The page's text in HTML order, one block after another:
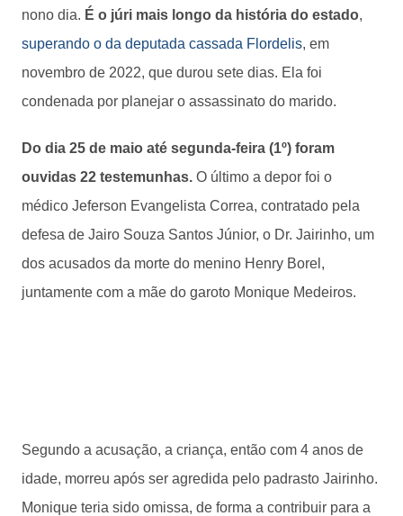
nono dia. É o júri mais longo da história do estado,
superando o da deputada cassada Flordelis, em
novembro de 2022, que durou sete dias. Ela foi
condenada por planejar o assassinato do marido.
Do dia 25 de maio até segunda-feira (1º) foram
ouvidas 22 testemunhas. O último a depor foi o
médico Jeferson Evangelista Correa, contratado pela
defesa de Jairo Souza Santos Júnior, o Dr. Jairinho, um
dos acusados da morte do menino Henry Borel,
juntamente com a mãe do garoto Monique Medeiros.
Segundo a acusação, a criança, então com 4 anos de
idade, morreu após ser agredida pelo padrasto Jairinho.
Monique teria sido omissa, de forma a contribuir para a